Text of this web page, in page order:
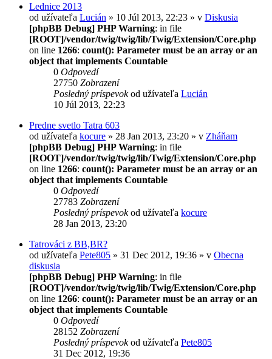
Lednice 2013
od užívateľa Lucián » 10 Júl 2013, 22:23 » v Diskusia
[phpBB Debug] PHP Warning: in file
[ROOT]/vendor/twig/twig/lib/Twig/Extension/Core.php
on line 1266: count(): Parameter must be an array or an
object that implements Countable
0 Odpovedí
27750 Zobrazení
Posledný príspevokod užívateľa Lucián
10 Júl 2013, 22:23
Predne svetlo Tatra 603
od užívateľa kocure » 28 Jan 2013, 23:20 » v Zháňam
[phpBB Debug] PHP Warning: in file
[ROOT]/vendor/twig/twig/lib/Twig/Extension/Core.php
on line 1266: count(): Parameter must be an array or an
object that implements Countable
0 Odpovedí
27783 Zobrazení
Posledný príspevokod užívateľa kocure
28 Jan 2013, 23:20
Tatrováci z BB,BR?
od užívateľa Pete805 » 31 Dec 2012, 19:36 » v Obecna
diskusia
[phpBB Debug] PHP Warning: in file
[ROOT]/vendor/twig/twig/lib/Twig/Extension/Core.php
on line 1266: count(): Parameter must be an array or an
object that implements Countable
0 Odpovedí
28152 Zobrazení
Posledný príspevokod užívateľa Pete805
31 Dec 2012, 19:36